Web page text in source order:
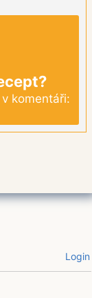
komentáři:
Login